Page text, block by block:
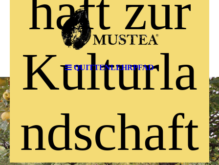
QUITTENLEHRPFAD
Kulturla
ndschaft